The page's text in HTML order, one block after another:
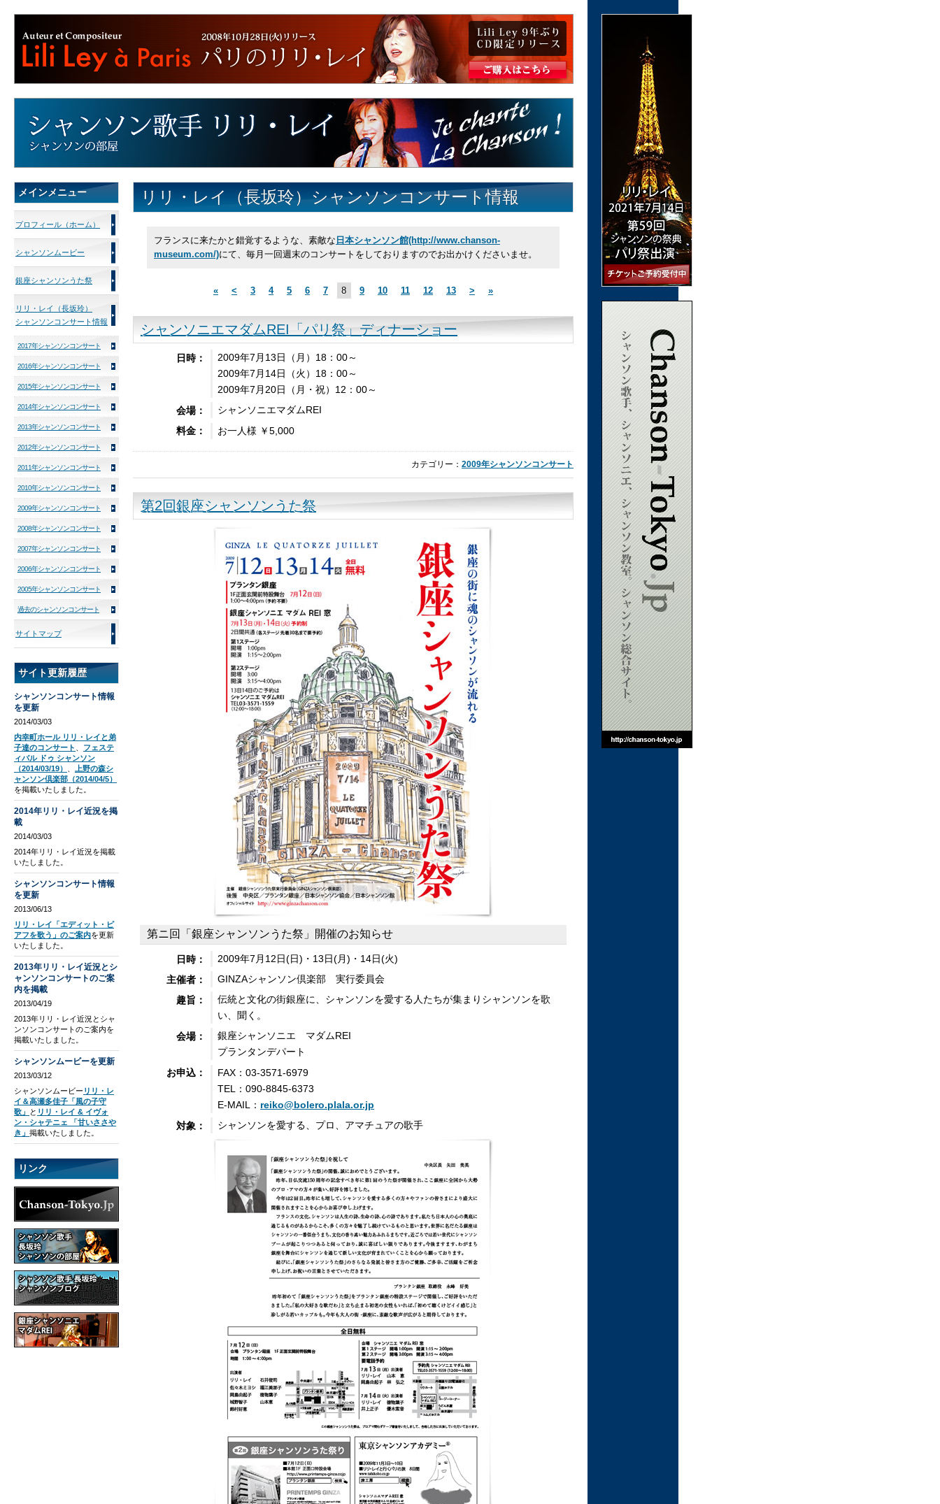
リリ・レイ（長坂玲）シャンソンコンサート情報
フランスに来たかと錯覚するような、素敵な 日本シャンソン館(http://www.chanson-
museum.com/)にて、毎月一回週末のコンサートをしておりますのでお出かけくださいませ。
« < 3 4 5 6 7 8 9 10 11 12 13 > »
シャンソニエマダムREI「パリ祭」ディナーショー
日時：
2009年7月13日（月）18：00～
2009年7月14日（火）18：00～
2009年7月20日（月・祝）12：00～
会場：
シャンソニエマダムREI
料金：
お一人様 ￥5,000
カテゴリー： 2009年シャンソンコンサート
第2回銀座シャンソンうた祭
第ニ回「銀座シャンソンうた祭」開催のお知らせ
日時：
2009年7月12日(日)・13日(月)・14日(火)
主催者：
GINZAシャンソン倶楽部 実行委員会
趣旨：
伝統と文化の街銀座に、シャンソンを愛する人たちが集まりシャンソンを歌
い、聞く。
会場：
銀座シャンソニエ マダムREI
プランタンデパート
お申込：
FAX：03-3571-6979
TEL：090-8845-6373
E-MAIL： reiko@bolero.plala.or.jp
対象：
シャンソンを愛する、プロ、アマチュアの歌手
メインメニュー
プロフィール（ホーム）
シャンソンムービー
銀座シャンソンうた祭
リリ・レイ（長坂玲）
シャンソンコンサート情報
2017年シャンソンコンサート
2016年シャンソンコンサート
2015年シャンソンコンサート
2014年シャンソンコンサート
2013年シャンソンコンサート
2012年シャンソンコンサート
2011年シャンソンコンサート
2010年シャンソンコンサート
2009年シャンソンコンサート
2008年シャンソンコンサート
2007年シャンソンコンサート
2006年シャンソンコンサート
2005年シャンソンコンサート
過去のシャンソンコンサート
サイトマップ
サイト更新履歴
シャンソンコンサート情報
を更新
2014/03/03
内幸町ホール リリ・レイと弟
子達のコンサート
フェステ
ィバル ドゥ シャンソン
（2014/03/19）
上野の森シ
ャンソン倶楽部（2014/04/5）
を掲載いたしました。
2014年リリ・レイ近況を掲
載
2014/03/03
2014年リリ・レイ近況を掲載
いたしました。
シャンソンコンサート情報
を更新
2013/06/13
リリ・レイ「エディット・ピ
アフを歌う」のご案内を更新
いたしました。
2013年リリ・レイ近況とシ
ャンソンコンサートのご案
内を掲載
2013/04/19
2013年リリ・レイ近況とシャ
ンソンコンサートのご案内を
掲載いたしました。
シャンソンムービーを更新
2013/03/12
シャンソンムービー リリ・レ
イ＆高瀬多佳子「風の子守
歌」
と リリ・レイ & イヴォ
ン・シャテニェ 「甘いささや
き」 掲載いたしました。
リンク